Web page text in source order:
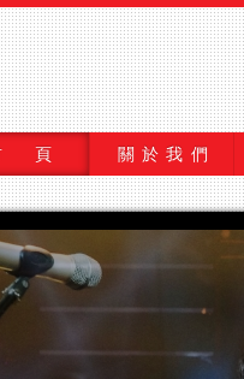
頁 關於我們